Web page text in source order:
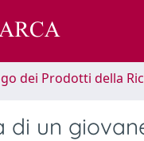
dei Prodotti della
di un